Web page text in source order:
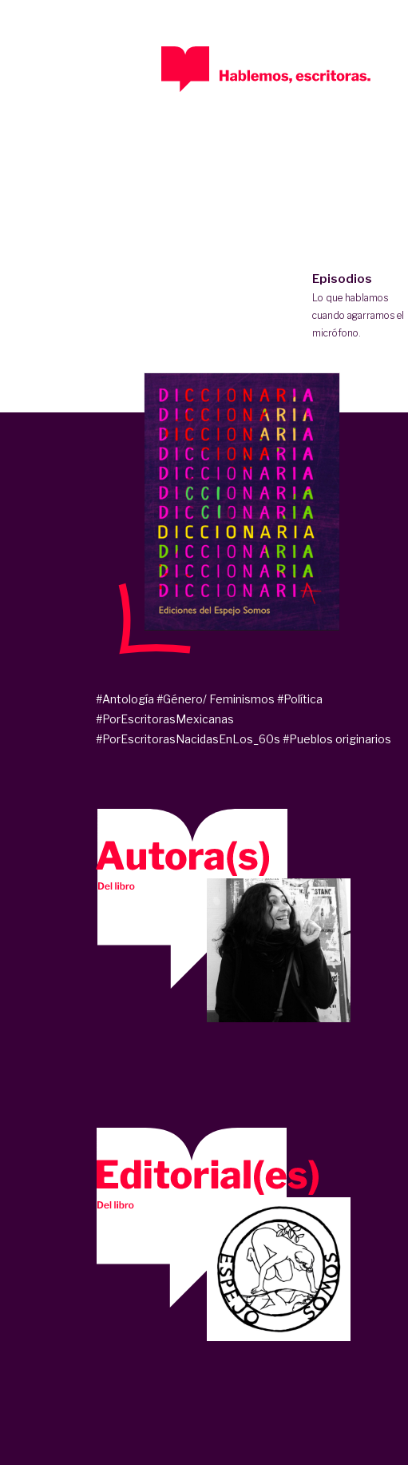
Episodios
Lo que hablamos
cuando agarramos el
micrófono.
#Antología #Género/ Feminismos #Política
#PorEscritorasMexicanas
#PorEscritorasNacidasEnLos_60s #Pueblos originarios